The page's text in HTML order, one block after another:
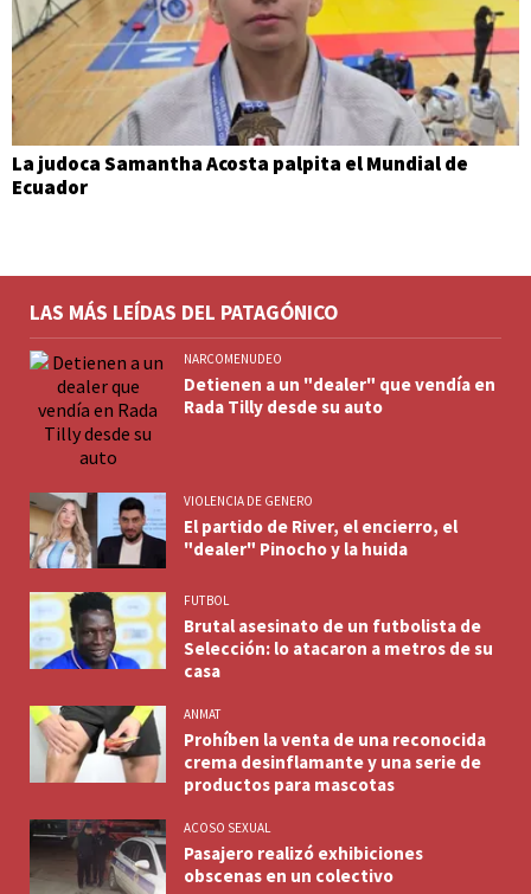
La judoca Samantha Acosta palpita el Mundial de
Ecuador
LAS MÁS LEÍDAS DEL PATAGÓNICO
NARCOMENUDEO
Detienen a un "dealer" que vendía en
Rada Tilly desde su auto
VIOLENCIA DE GENERO
El partido de River, el encierro, el
"dealer" Pinocho y la huida
FUTBOL
Brutal asesinato de un futbolista de
Selección: lo atacaron a metros de su
casa
ANMAT
Prohíben la venta de una reconocida
crema desinflamante y una serie de
productos para mascotas
ACOSO SEXUAL
Pasajero realizó exhibiciones
obscenas en un colectivo